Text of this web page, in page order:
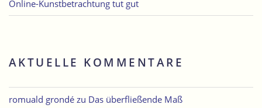
Online-Kunstbetrachtung tut gut
AKTUELLE KOMMENTARE
romuald grondé zu Das überfließende Maß